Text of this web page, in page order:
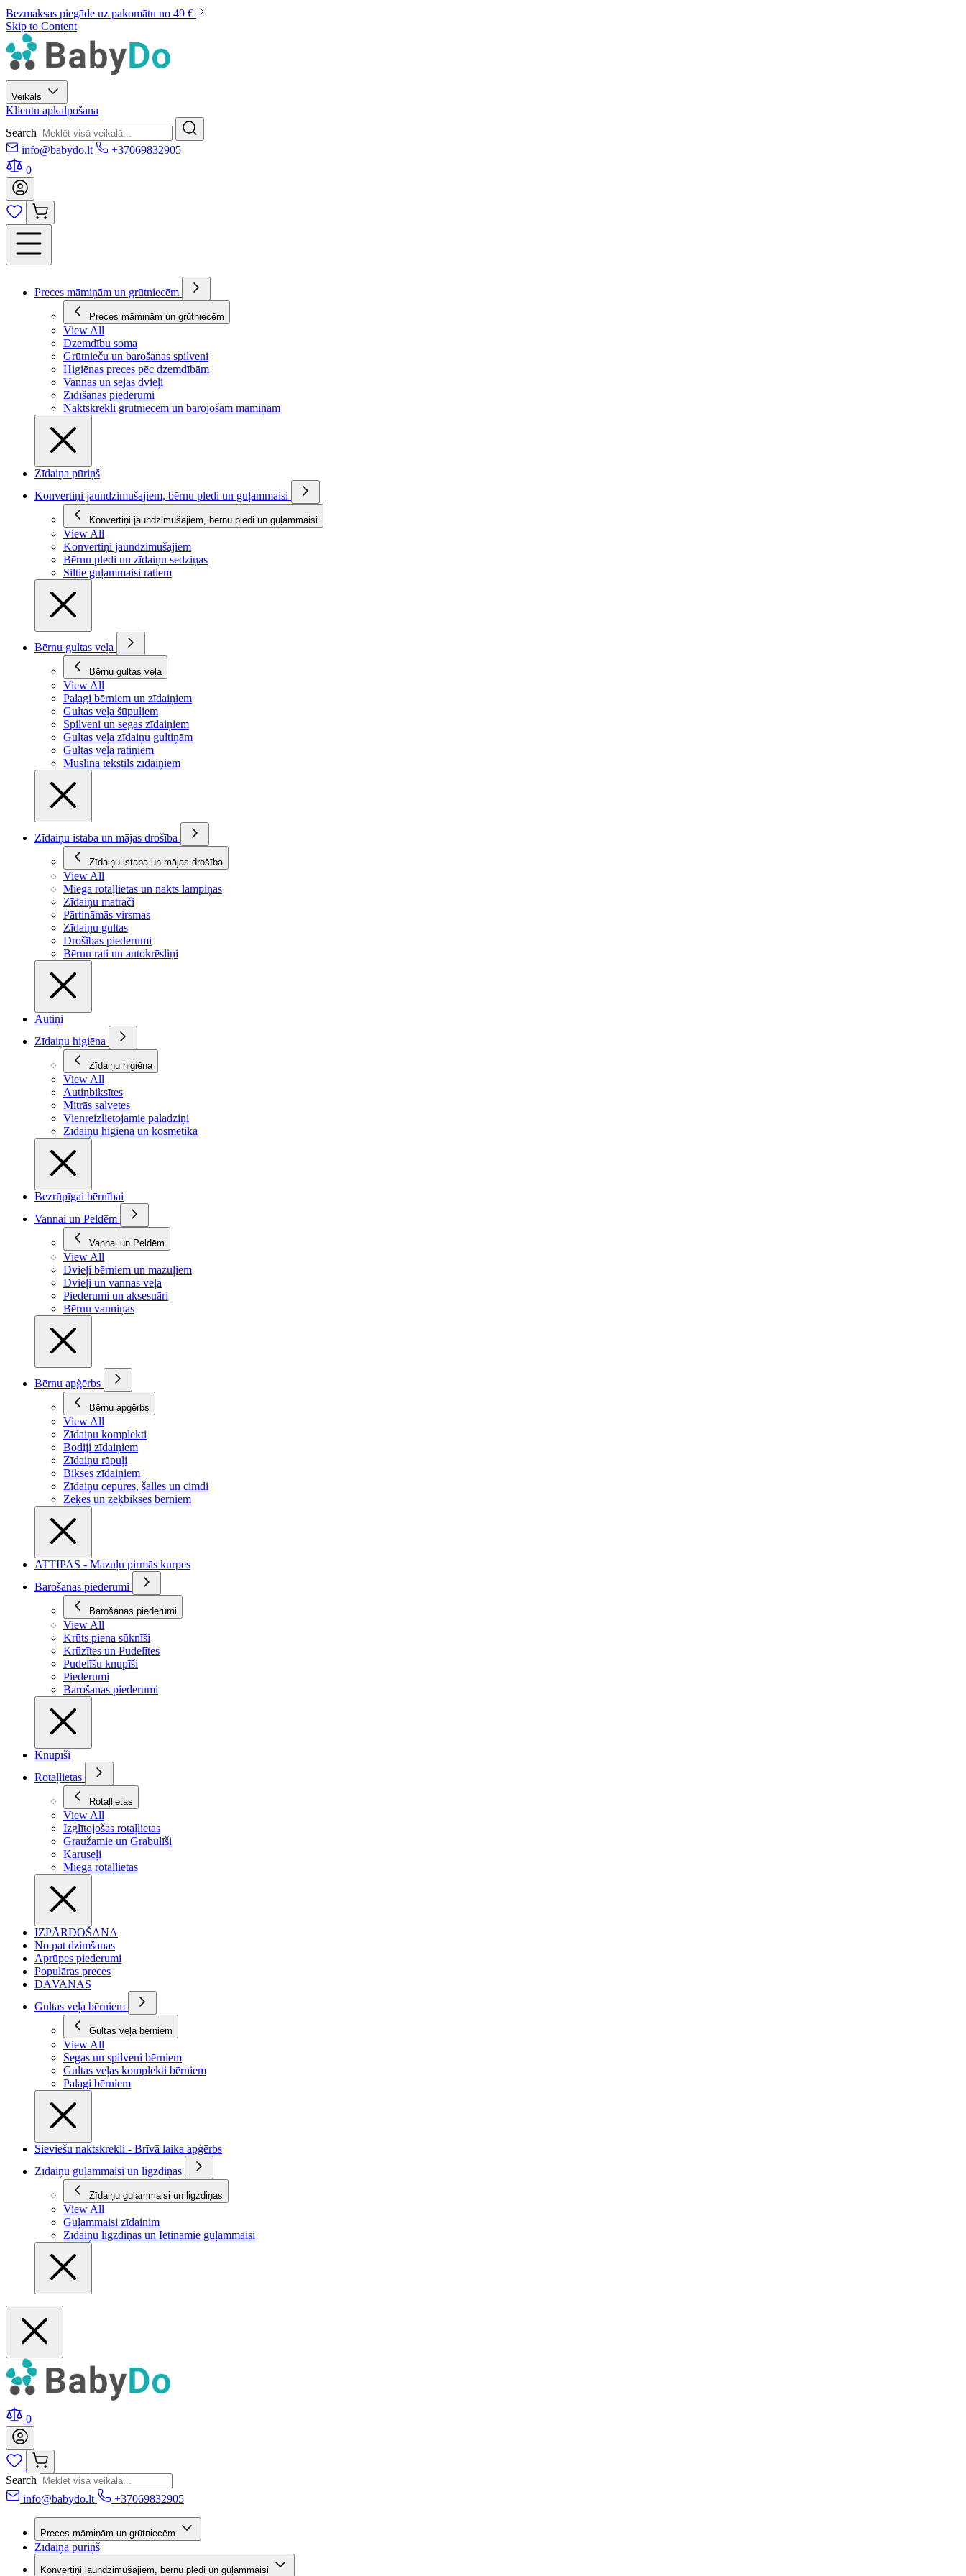
Bezmaksas piegāde uz pakomātu no 49 €
Skip to Content
Veikals
Klientu apkalpošana
Search
info@babydo.lt
+37069832905
0
Preces māmiņām un grūtniecēm
Preces māmiņām un grūtniecēm
View All
Dzemdību soma
Grūtnieču un barošanas spilveni
Higiēnas preces pēc dzemdībām
Vannas un sejas dvieļi
Zīdīšanas piederumi
Naktskrekli grūtniecēm un barojošām māmiņām
Zīdaiņa pūriņš
Konvertiņi jaundzimušajiem, bērnu pledi un guļammaisi
Konvertiņi jaundzimušajiem, bērnu pledi un guļammaisi
View All
Konvertiņi jaundzimušajiem
Bērnu pledi un zīdaiņu sedziņas
Siltie guļammaisi ratiem
Bērnu gultas veļa
Bērnu gultas veļa
View All
Palagi bērniem un zīdaiņiem
Gultas veļa šūpuļiem
Spilveni un segas zīdaiņiem
Gultas veļa zīdaiņu gultiņām
Gultas veļa ratiņiem
Muslina tekstils zīdaiņiem
Zīdaiņu istaba un mājas drošība
Zīdaiņu istaba un mājas drošība
View All
Miega rotaļlietas un nakts lampiņas
Zīdaiņu matrači
Pārtināmās virsmas
Zīdaiņu gultas
Drošības piederumi
Bērnu rati un autokrēsliņi
Autiņi
Zīdaiņu higiēna
Zīdaiņu higiēna
View All
Autiņbiksītes
Mitrās salvetes
Vienreizlietojamie paladziņi
Zīdaiņu higiēna un kosmētika
Bezrūpīgai bērnībai
Vannai un Peldēm
Vannai un Peldēm
View All
Dvieļi bērniem un mazuļiem
Dvieļi un vannas veļa
Piederumi un aksesuāri
Bērnu vanniņas
Bērnu apģērbs
Bērnu apģērbs
View All
Zīdaiņu komplekti
Bodiji zīdaiņiem
Zīdaiņu rāpuļi
Bikses zīdaiņiem
Zīdaiņu cepures, šalles un cimdi
Zeķes un zeķbikses bērniem
ATTIPAS - Mazuļu pirmās kurpes
Barošanas piederumi
Barošanas piederumi
View All
Krūts piena sūknīši
Krūzītes un Pudelītes
Pudelīšu knupīši
Piederumi
Barošanas piederumi
Knupīši
Rotaļlietas
Rotaļlietas
View All
Izglītojošas rotaļlietas
Graužamie un Grabulīši
Karuseļi
Miega rotaļlietas
IZPĀRDOŠANA
No pat dzimšanas
Aprūpes piederumi
Populāras preces
DĀVANAS
Gultas veļa bērniem
Gultas veļa bērniem
View All
Segas un spilveni bērniem
Gultas veļas komplekti bērniem
Palagi bērniem
Sieviešu naktskrekli - Brīvā laika apģērbs
Zīdaiņu guļammaisi un ligzdiņas
Zīdaiņu guļammaisi un ligzdiņas
View All
Guļammaisi zīdainim
Zīdaiņu ligzdiņas un Ietināmie guļammaisi
0
Search
info@babydo.lt
+37069832905
Preces māmiņām un grūtniecēm
Zīdaiņa pūriņš
Konvertiņi jaundzimušajiem, bērnu pledi un guļammaisi